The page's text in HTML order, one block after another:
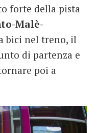
forte della pista
Malè-
bici nel treno, il
di partenza e
poi a